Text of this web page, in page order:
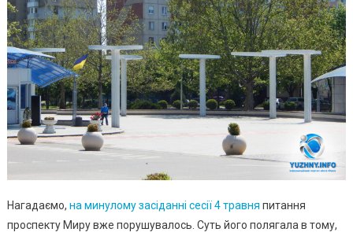
Нагадаємо, на минулому засіданні сесії 4 травня питання
проспекту Миру вже порушувалось. Суть його полягала в тому,